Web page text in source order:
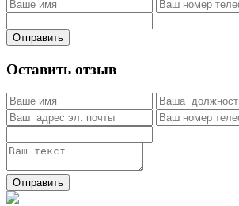
Отправить
Оставить отзыв
Отправить